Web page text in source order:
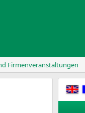
Firmenveranstaltungen